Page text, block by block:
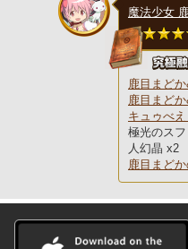
魔法少女
鹿目まど
鹿目まど
キュゥべ
極光のス
人幻晶 x2
鹿目まど